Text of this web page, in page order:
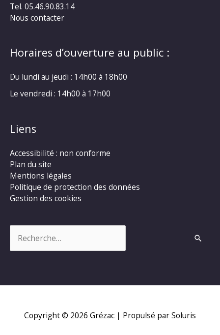
Tel. 05.46.90.83.14
Nous contacter
Horaires d’ouverture au public :
Du lundi au jeudi : 14h00 à 18h00
Le vendredi : 14h00 à 17h00
Liens
Accessibilité : non conforme
Plan du site
Mentions légales
Politique de protection des données
Gestion des cookies
Copyright © 2026 Grézac | Propulsé par Soluris